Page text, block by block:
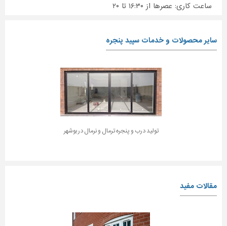
ساعت کاری: عصرها از ۱۶:۳۰ تا ۲۰
سایر محصولات و خدمات سپید پنجره
تولید درب و پنجره ترمال و نرمال در بوشهر
مقالات مفید